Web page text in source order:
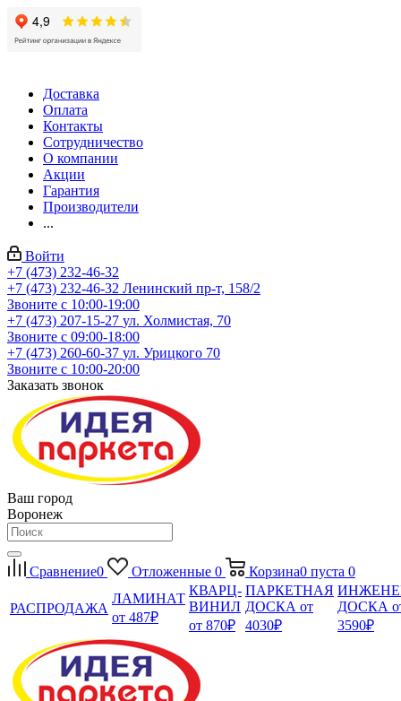
Доставка
Оплата
Контакты
Сотрудничество
О компании
Акции
Гарантия
Производители
...
Войти
+7 (473) 232-46-32
+7 (473) 232-46-32 Ленинский пр-т, 158/2
Звоните с 10:00-19:00
+7 (473) 207-15-27 ул. Холмистая, 70
Звоните с 09:00-18:00
+7 (473) 260-60-37 ул. Урицкого 70
Звоните с 10:00-20:00
Заказать звонок
Ваш город
Воронеж
Сравнение0 Отложенные 0 Корзина0 пуста 0
РАСПРОДАЖА
ЛАМИНАТ
от 487₽
КВАРЦ-
ВИНИЛ
от 870₽
ПАРКЕТНАЯ
ДОСКА от
4030₽
ДОСКА
3590₽